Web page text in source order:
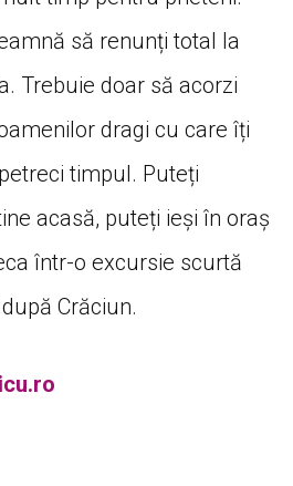
să renunți total la
Trebuie doar să acorzi
dragi cu care îți
petreci timpul. Puteți
acasă, puteți ieși în oraș
într-o excursie scurtă
după Crăciun.